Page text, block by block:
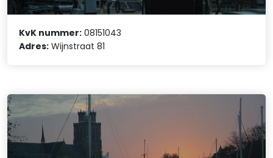
KvK nummer: 08151043
Adres: Wijnstraat 81